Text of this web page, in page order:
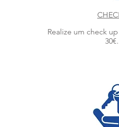
Realize um check
30€.